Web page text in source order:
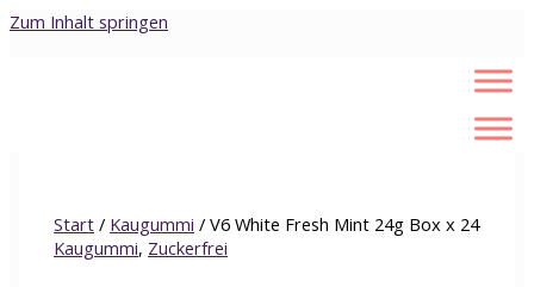
Zum Inhalt springen
Start / Kaugummi / V6 White Fresh Mint 24g Box x 24
Kaugummi, Zuckerfrei